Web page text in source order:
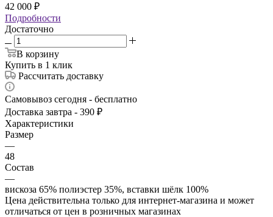
42 000 ₽
Подробности
Достаточно
В корзину
Купить в 1 клик
Рассчитать доставку
Самовывоз сегодня - бесплатно
Доставка завтра - 390 ₽
Характеристики
Размер
—
48
Состав
—
вискоза 65% полиэстер 35%, вставки шёлк 100%
Цена действительна только для интернет-магазина и может
отличаться от цен в розничных магазинах